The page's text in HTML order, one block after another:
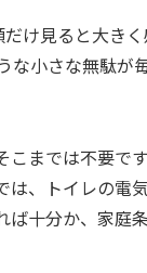
け見ると大き
小さな無駄が
までは不要で
、トイレの電
十分か、家庭